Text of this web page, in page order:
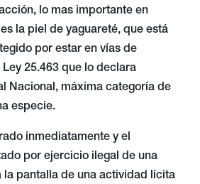
lo mas importante en
la piel de yaguareté, que está
por estar en vías de
25.463 que lo declara
Nacional, máxima categoría de
especie.
inmediatamente y el
por ejercicio ilegal de una
la pantalla de una actividad lícita